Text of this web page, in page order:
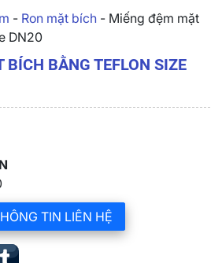
- Ron mặt bích - Miếng đệm mặt
DN20
BẰNG TEFLON SIZE
TIN LIÊN HỆ